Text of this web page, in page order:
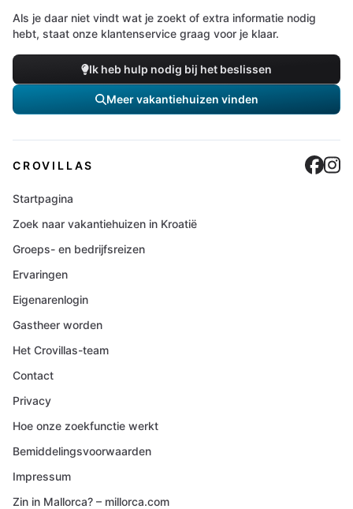
Als je daar niet vindt wat je zoekt of extra informatie nodig
hebt, staat onze klantenservice graag voor je klaar.
Ik heb hulp nodig bij het beslissen
Meer vakantiehuizen vinden
CROVILLAS
Startpagina
Zoek naar vakantiehuizen in Kroatië
Groeps- en bedrijfsreizen
Ervaringen
Eigenarenlogin
Gastheer worden
Het Crovillas-team
Contact
Privacy
Hoe onze zoekfunctie werkt
Bemiddelingsvoorwaarden
Impressum
Zin in Mallorca? – millorca.com